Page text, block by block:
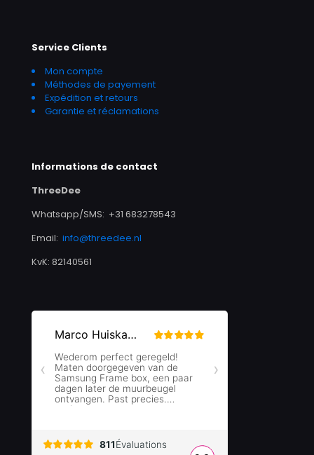
Service Clients
Mon compte
Méthodes de payement
Expédition et retours
Garantie et réclamations
Informations de contact
ThreeDee
Whatsapp/SMS: +31 683278543
Email: info@threedee.nl
KvK: 82140561